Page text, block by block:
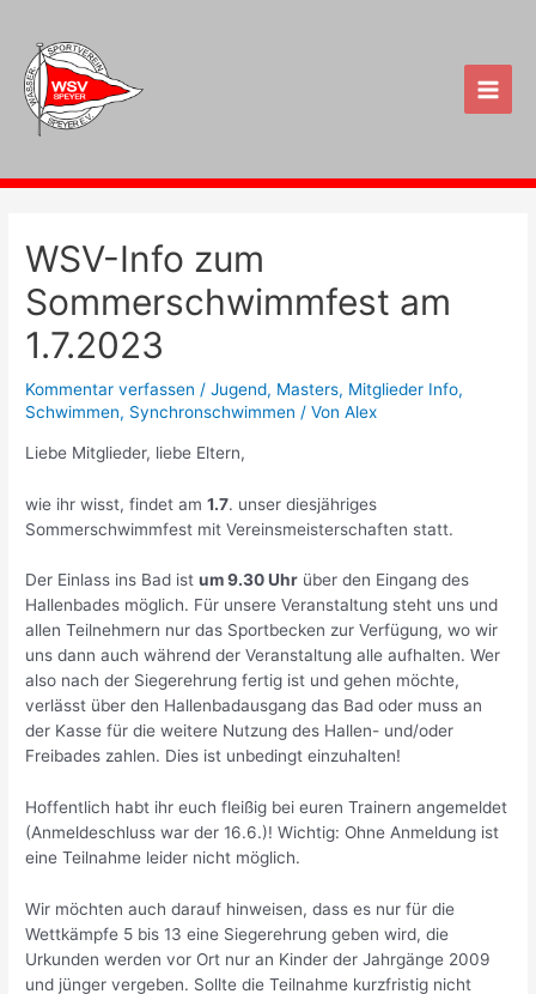
springen
Main
WSV-Info zum
Sommerschwimmfest am
1.7.2023
Kommentar verfassen /Jugend, Masters, Mitglieder Info,
Schwimmen, Synchronschwimmen / VonAlex
Liebe Mitglieder, liebe Eltern,
wie ihr wisst, findet am1.7. unser diesjähriges
Sommerschwimmfest mit Vereinsmeisterschaften statt.
Der Einlass ins Bad istum 9.30 Uhr über den Eingang des
Hallenbades möglich. Für unsere Veranstaltung steht uns und
allen Teilnehmern nur das Sportbecken zur Verfügung, wo wir
uns dann auch während der Veranstaltung alle aufhalten. Wer
also nach der Siegerehrung fertig ist und gehen möchte,
verlässt über den Hallenbadausgang das Bad oder muss an
der Kasse für die weitere Nutzung des Hallen- und/oder
Freibades zahlen. Dies ist unbedingt einzuhalten!
Hoffentlich habt ihr euch fleißig bei euren Trainern angemeldet
(Anmeldeschluss war der 16.6.)! Wichtig: Ohne Anmeldung ist
eine Teilnahme leider nicht möglich.
Wir möchten auch darauf hinweisen, dass es nur für die
Wettkämpfe 5 bis 13 eine Siegerehrung geben wird, die
Urkunden werden vor Ort nur an Kinder der Jahrgänge 2009
und jünger vergeben. Sollte die Teilnahme kurzfristig nicht